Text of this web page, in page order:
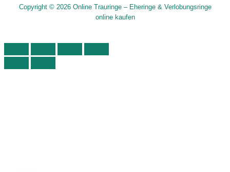
Copyright © 2026 Online Trauringe – Eheringe & Verlobungsringe
online kaufen